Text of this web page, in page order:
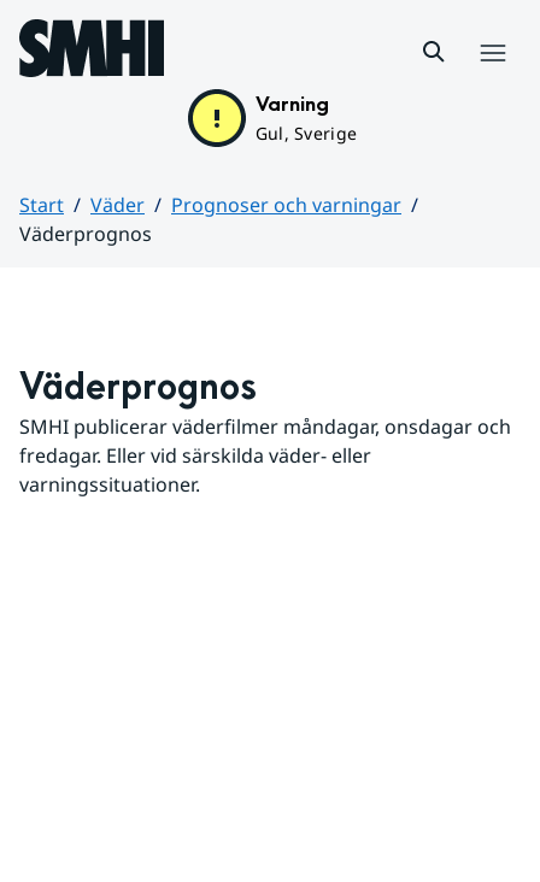
Hoppa till sidans innehåll
Varning
Gul, Sverige
Start Väder
Prognoser och varningar
Väderprognos
Väderprognos
SMHI publicerar väderfilmer måndagar, onsdagar och
fredagar. Eller vid särskilda väder- eller
varningssituationer.